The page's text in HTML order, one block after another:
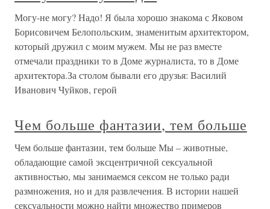
Могу-не могу? Надо! Я была хорошо знакома с Яковом
Борисовичем Белопольским, знаменитым архитектором,
который дружил с моим мужем. Мы не раз вместе
отмечали праздники то в Доме журналиста, то в Доме
архитектора.За столом бывали его друзья: Василий
Иванович Чуйков, герой
Чем больше фантазии, тем больше
Чем больше фантазии, тем больше Мы – животные,
обладающие самой эксцентричной сексуальной
активностью, мы занимаемся сексом не только ради
размножения, но и для развлечения. В истории нашей
сексуальности можно найти множество примеров